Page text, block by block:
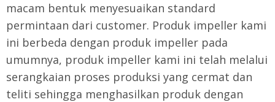
macam bentuk menyesuaikan standard
permintaan dari customer. Produk impeller kami
ini berbeda dengan produk impeller pada
umumnya, produk impeller kami ini telah melalui
serangkaian proses produksi yang cermat dan
teliti sehingga menghasilkan produk dengan